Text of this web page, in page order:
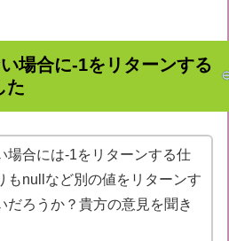
場合に-1をリターンする
た
場合には-1をリターンする仕
もnullなど別の値をリターンす
だろうか？貴方の意見を聞き